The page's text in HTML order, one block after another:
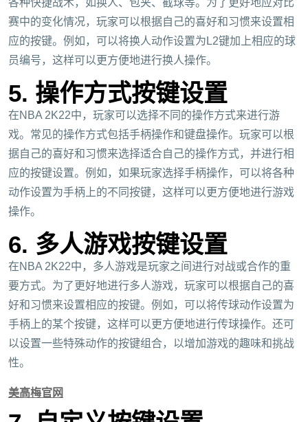
各种快捷战术，如换人、包夹、截球等。为了更好地应对比
赛中的变化情况，玩家可以根据自己的喜好和习惯来设置相
应的按键。例如，可以将换人动作设置为L2键加上相应的球
员编号，这样可以更方便地进行换人操作。
5. 操作方式按键设置
在NBA 2K22中，玩家可以选择不同的操作方式来进行游
戏。常见的操作方式包括手柄操作和键盘操作。玩家可以根
据自己的喜好和习惯来选择适合自己的操作方式，并进行相
应的按键设置。例如，如果玩家选择手柄操作，可以将各种
动作设置为手柄上的不同按键，这样可以更方便地进行游戏
操作。
6. 多人游戏按键设置
在NBA 2K22中，多人游戏是玩家之间进行对战或合作的重
要方式。为了更好地进行多人游戏，玩家可以根据自己的喜
好和习惯来设置相应的按键。例如，可以将传球动作设置为
手柄上的某个按键，这样可以更方便地进行传球操作。还可
以设置一些特殊动作的按键组合，以增加游戏的趣味和挑战
性。
美高梅官网